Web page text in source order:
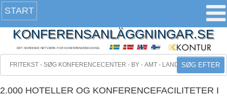
START
KONFERENSANLÄGGNINGAR.SE
DET NORDISKE NETVÆRK FOR KONFERENCEBOOKING
SØG EFTER
2.000 HOTELLER OG KONFERENCEFACILITETER I